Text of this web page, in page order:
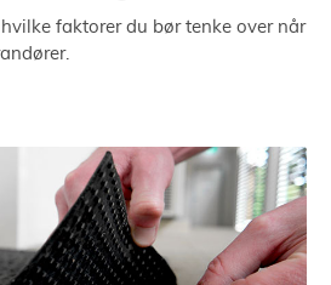
faktorer du bør tenke over når